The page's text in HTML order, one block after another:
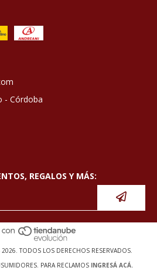
- Córdoba
REGALOS Y MÁS:
2026. TODOS LOS DERECHOS RESERVADOS.
PARA RECLAMOS INGRESÁ ACÁ.